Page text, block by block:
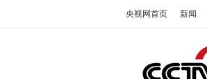
央视网首页 新闻